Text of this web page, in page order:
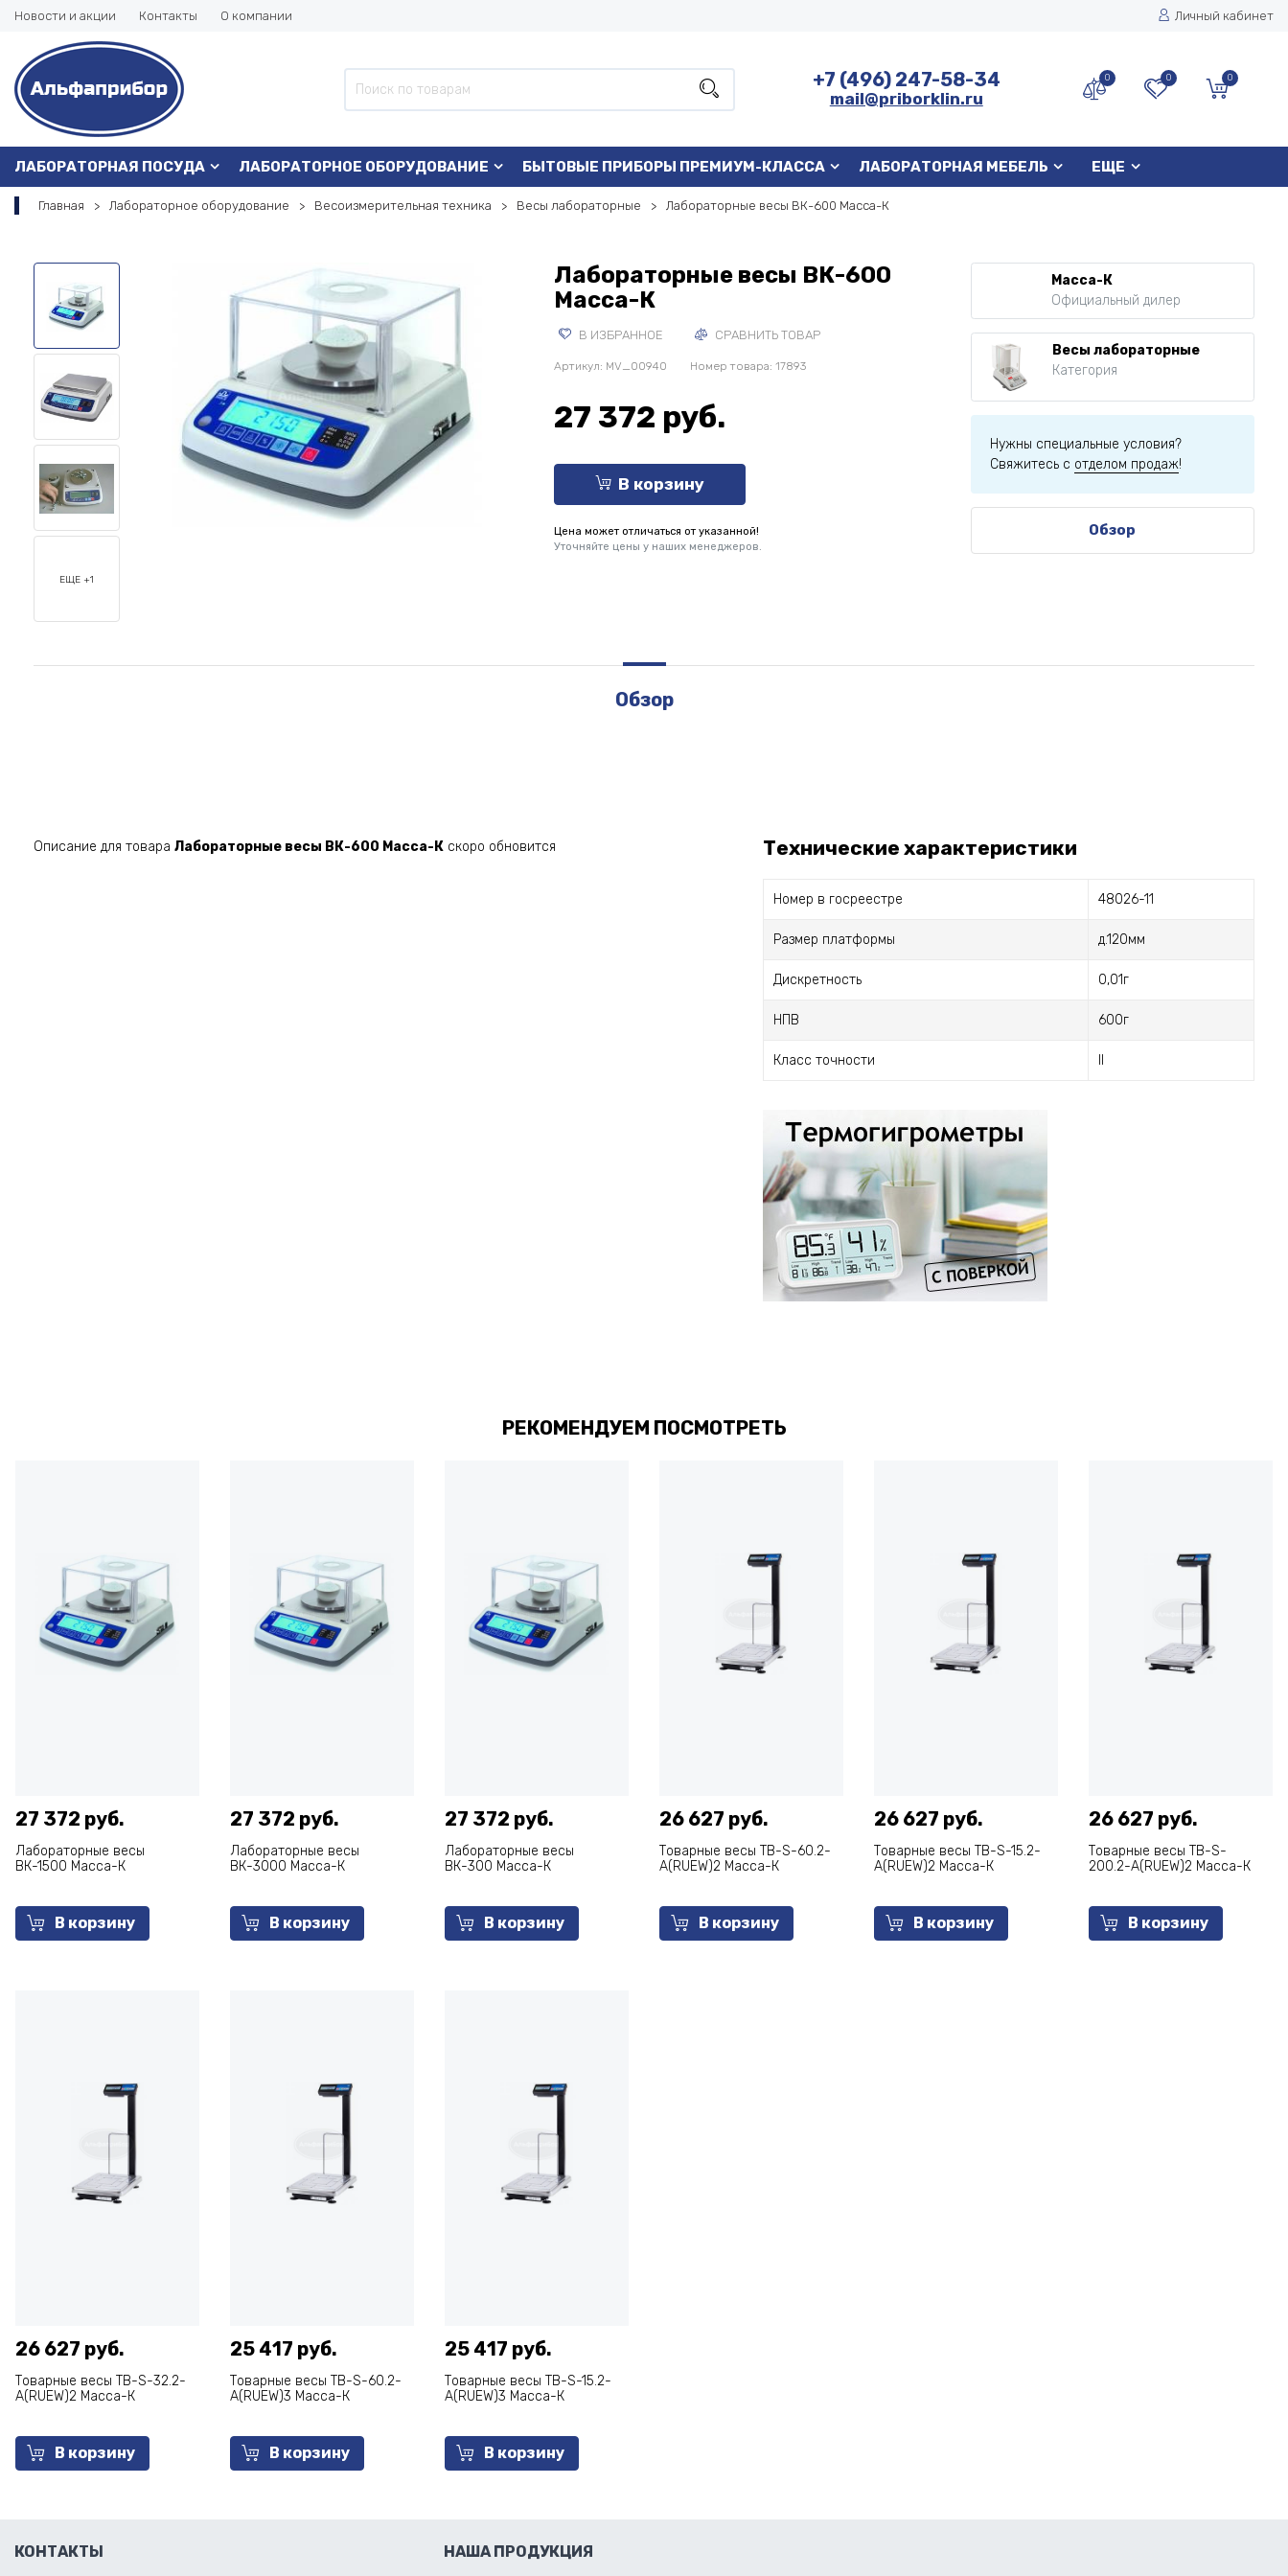
Новости и акции Контакты О компании Личный кабинет
+7 (496) 247-58-34
mail@priborklin.ru
0 0 0
ЛАБОРАТОРНАЯ ПОСУДА ЛАБОРАТОРНОЕ ОБОРУДОВАНИЕ БЫТОВЫЕ ПРИБОРЫ ПРЕМИУМ-КЛАССА ЛАБОРАТОРНАЯ МЕБЕЛЬ ЕЩЕ
Главная Лабораторное оборудование Весоизмерительная техника Весы лабораторные Лабораторные весы ВК-600 Масса-К
ЕЩЕ +1
Лабораторные весы ВК-600
Масса-К
В ИЗБРАННОЕ СРАВНИТЬ ТОВАР
Артикул: MV_00940 Номер товара: 17893
27 372 руб.
В корзину
Цена может отличаться от указанной!
Уточняйте цены у наших менеджеров.
Масса-К
Официальный дилер
Весы лабораторные
Категория
Нужны специальные условия?
Свяжитесь с отделом продаж!
Обзор
Обзор
Описание для товара Лабораторные весы ВК-600 Масса-К скоро обновится Технические характеристики
Номер в госреестре 48026-11
Размер платформы д.120мм
Дискретность 0,01г
НПВ 600г
Класс точности
РЕКОМЕНДУЕМ ПОСМОТРЕТЬ
27 372 руб.
Лабораторные весы
ВК-1500 Масса-К
В корзину
27 372 руб.
Лабораторные весы
ВК-3000 Масса-К
В корзину
27 372 руб.
Лабораторные весы
ВК-300 Масса-К
В корзину
26 627 руб.
Товарные весы ТВ-S-60.2-
А(RUEW)2 Масса-К
В корзину
26 627 руб.
Товарные весы ТВ-S-15.2-
А(RUEW)2 Масса-К
В корзину
26 627 руб.
Товарные весы ТВ-S-
200.2-А(RUEW)2 Масса-К
В корзину
26 627 руб.
Товарные весы ТВ-S-32.2-
А(RUEW)2 Масса-К
В корзину
25 417 руб.
Товарные весы ТВ-S-60.2-
А(RUEW)3 Масса-К
В корзину
25 417 руб.
Товарные весы ТВ-S-15.2-
А(RUEW)3 Масса-К
В корзину
КОНТАКТЫ НАША ПРОДУКЦИЯ